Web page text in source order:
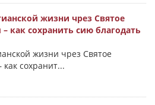
жизни чрез Святое
как сохранить сию благодать
жизни чрез Святое
сохранит...